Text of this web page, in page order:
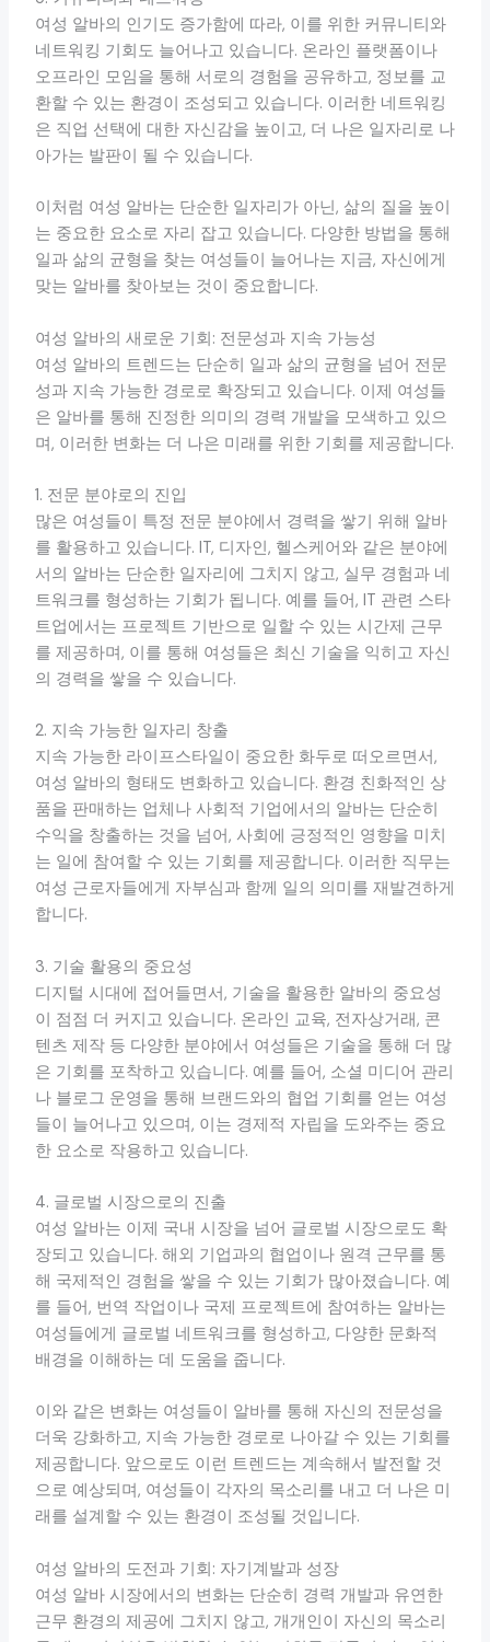
여성 알바의 인기도 증가함에 따라, 이를 위한 커뮤니티와
네트워킹 기회도 늘어나고 있습니다. 온라인 플랫폼이나
오프라인 모임을 통해 서로의 경험을 공유하고, 정보를 교
환할 수 있는 환경이 조성되고 있습니다. 이러한 네트워킹
은 직업 선택에 대한 자신감을 높이고, 더 나은 일자리로 나
아가는 발판이 될 수 있습니다.
이처럼 여성 알바는 단순한 일자리가 아닌, 삶의 질을 높이
는 중요한 요소로 자리 잡고 있습니다. 다양한 방법을 통해
일과 삶의 균형을 찾는 여성들이 늘어나는 지금, 자신에게
맞는 알바를 찾아보는 것이 중요합니다.
여성 알바의 새로운 기회: 전문성과 지속 가능성
여성 알바의 트렌드는 단순히 일과 삶의 균형을 넘어 전문
성과 지속 가능한 경로로 확장되고 있습니다. 이제 여성들
은 알바를 통해 진정한 의미의 경력 개발을 모색하고 있으
며, 이러한 변화는 더 나은 미래를 위한 기회를 제공합니다.
1. 전문 분야로의 진입
많은 여성들이 특정 전문 분야에서 경력을 쌓기 위해 알바
를 활용하고 있습니다. IT, 디자인, 헬스케어와 같은 분야에
서의 알바는 단순한 일자리에 그치지 않고, 실무 경험과 네
트워크를 형성하는 기회가 됩니다. 예를 들어, IT 관련 스타
트업에서는 프로젝트 기반으로 일할 수 있는 시간제 근무
를 제공하며, 이를 통해 여성들은 최신 기술을 익히고 자신
의 경력을 쌓을 수 있습니다.
2. 지속 가능한 일자리 창출
지속 가능한 라이프스타일이 중요한 화두로 떠오르면서,
여성 알바의 형태도 변화하고 있습니다. 환경 친화적인 상
품을 판매하는 업체나 사회적 기업에서의 알바는 단순히
수익을 창출하는 것을 넘어, 사회에 긍정적인 영향을 미치
는 일에 참여할 수 있는 기회를 제공합니다. 이러한 직무는
여성 근로자들에게 자부심과 함께 일의 의미를 재발견하게
합니다.
3. 기술 활용의 중요성
디지털 시대에 접어들면서, 기술을 활용한 알바의 중요성
이 점점 더 커지고 있습니다. 온라인 교육, 전자상거래, 콘
텐츠 제작 등 다양한 분야에서 여성들은 기술을 통해 더 많
은 기회를 포착하고 있습니다. 예를 들어, 소셜 미디어 관리
나 블로그 운영을 통해 브랜드와의 협업 기회를 얻는 여성
들이 늘어나고 있으며, 이는 경제적 자립을 도와주는 중요
한 요소로 작용하고 있습니다.
4. 글로벌 시장으로의 진출
여성 알바는 이제 국내 시장을 넘어 글로벌 시장으로도 확
장되고 있습니다. 해외 기업과의 협업이나 원격 근무를 통
해 국제적인 경험을 쌓을 수 있는 기회가 많아졌습니다. 예
를 들어, 번역 작업이나 국제 프로젝트에 참여하는 알바는
여성들에게 글로벌 네트워크를 형성하고, 다양한 문화적
배경을 이해하는 데 도움을 줍니다.
이와 같은 변화는 여성들이 알바를 통해 자신의 전문성을
더욱 강화하고, 지속 가능한 경로로 나아갈 수 있는 기회를
제공합니다. 앞으로도 이런 트렌드는 계속해서 발전할 것
으로 예상되며, 여성들이 각자의 목소리를 내고 더 나은 미
래를 설계할 수 있는 환경이 조성될 것입니다.
여성 알바의 도전과 기회: 자기계발과 성장
여성 알바 시장에서의 변화는 단순히 경력 개발과 유연한
근무 환경의 제공에 그치지 않고, 개개인이 자신의 목소리